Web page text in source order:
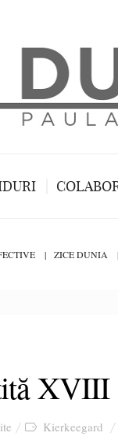
ZICE DUNIA
XVIII
Kierkeegard